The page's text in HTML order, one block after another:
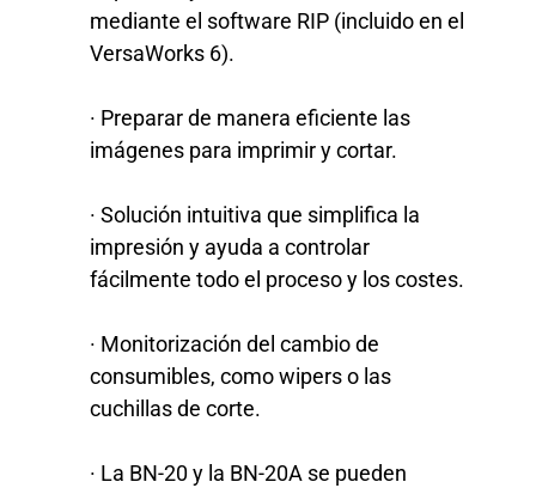
mediante el software RIP (incluido en el
VersaWorks 6).
· Preparar de manera eficiente las
imágenes para imprimir y cortar.
· Solución intuitiva que simplifica la
impresión y ayuda a controlar
fácilmente todo el proceso y los costes.
· Monitorización del cambio de
consumibles, como wipers o las
cuchillas de corte.
· La BN-20 y la BN-20A se pueden